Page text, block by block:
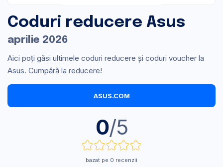
Coduri reducere Asus
aprilie 2026
Aici poți găsi ultimele coduri reducere și coduri voucher la
Asus. Cumpără la reducere!
ASUS.COM
0/5
bazat pe 0 recenzii